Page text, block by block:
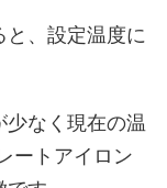
、設定温度に
なく現在の温
ートアイロン